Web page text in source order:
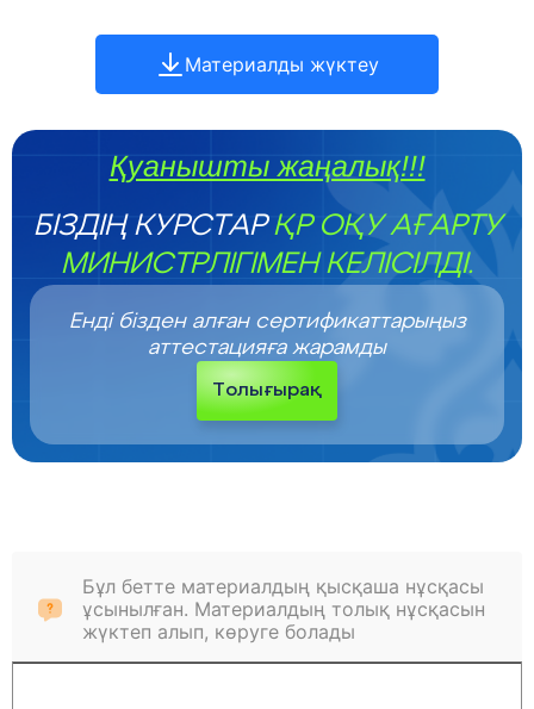
Материалды жүктеу
Қуанышты жаңалық!!!
БІЗДІҢ КУРСТАРҚР ОҚУ АҒАРТУ
МИНИСТРЛІГІМЕН КЕЛІСІЛДІ.
Енді бізден алған сертификаттарыңыз
аттестацияға жарамды
Толығырақ
Бұл бетте материалдың қысқаша нұсқасы
ұсынылған. Материалдың толық нұсқасын
жүктеп алып, көруге болады